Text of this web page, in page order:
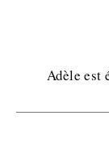
Adèle est